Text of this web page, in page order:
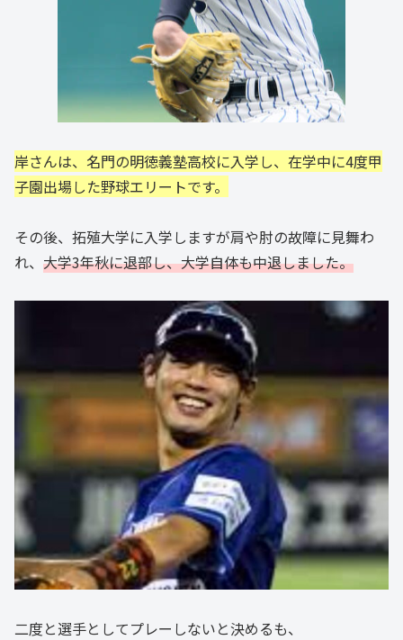
岸さんは、名門の明徳義塾高校に入学し、在学中に4度甲
子園出場した野球エリートです。
その後、拓殖大学に入学しますが肩や肘の故障に見舞わ
れ、 大学3年秋に退部し、大学自体も中退しました。
二度と選手としてプレーしないと決めるも、